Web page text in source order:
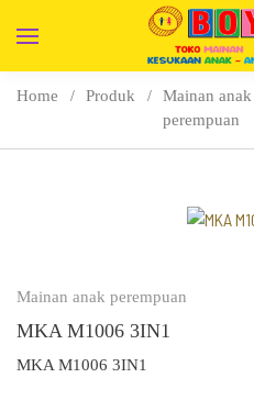
Home Produk
Mainan anak
perempuan
Mainan anak perempuan
MKA M1006 3IN1
MKA M1006 3IN1